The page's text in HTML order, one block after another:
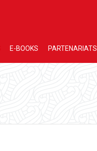
E-BOOKS PARTENARIATS